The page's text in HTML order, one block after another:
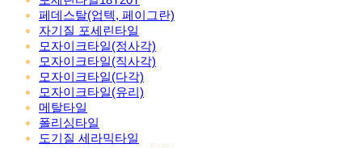
페데스탈(업텍, 페이그란)
자기질 포세린타일
모자이크타일(정사각)
모자이크타일(직사각)
모자이크타일(다각)
모자이크타일(유리)
메탈타일
폴리싱타일
도기질 세라믹타일